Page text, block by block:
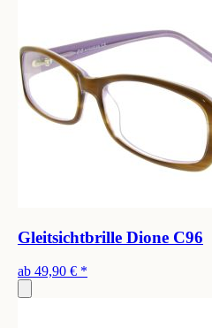
Gleitsichtbrille Dione C96
ab 49,90 € *